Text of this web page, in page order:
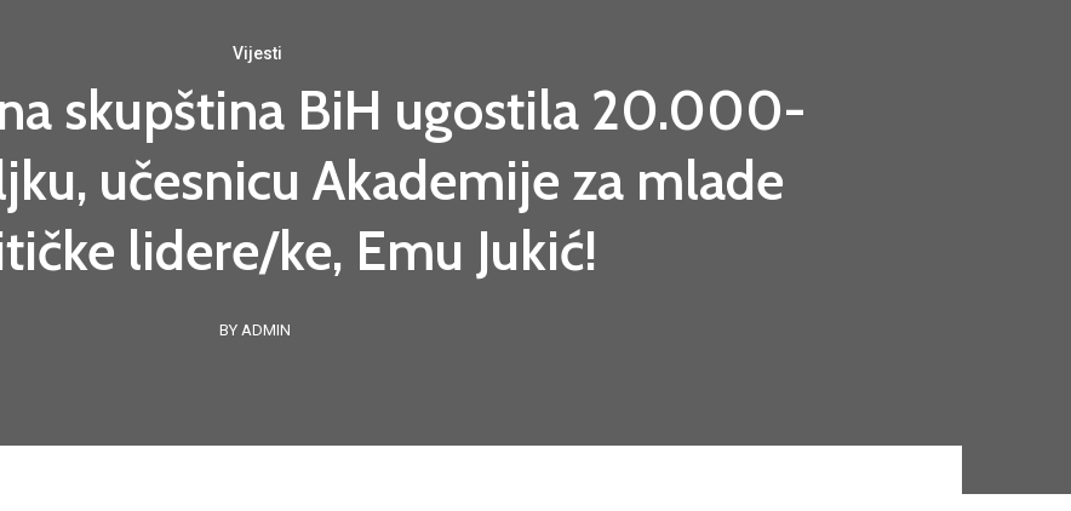
Vijesti
skupština BiH ugostila 20.000-
učesnicu Akademije za mlade
lidere/ke, Emu Jukić!
BY ADMIN